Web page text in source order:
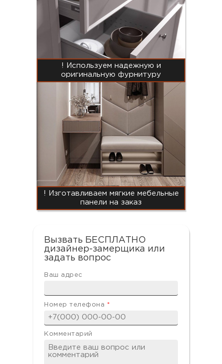
! Используем надежную и
оригинальную фурнитуру
! Изготавливаем мягкие мебельные
панели на заказ
Вызвать БЕСПЛАТНО
дизайнер-замерщика или
задать вопрос
Ваш адрес
Номер телефона *
Комментарий